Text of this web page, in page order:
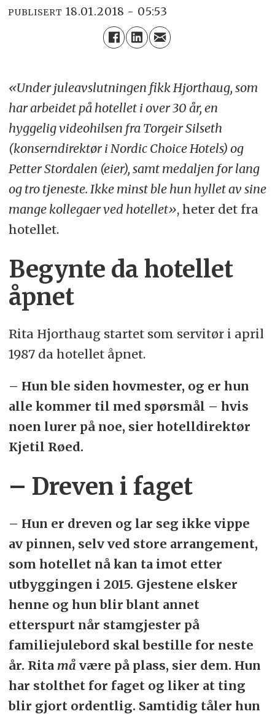
PUBLISERT 18.01.2018 - 05:53
«Under juleavslutningen fikk Hjorthaug, som
har arbeidet på hotellet i over 30 år, en
hyggelig videohilsen fra Torgeir Silseth
(konserndirektør i Nordic Choice Hotels) og
Petter Stordalen (eier), samt medaljen for lang
og tro tjeneste. Ikke minst ble hun hyllet av sine
mange kollegaer ved hotellet», heter det fra
hotellet.
Begynte da hotellet
åpnet
Rita Hjorthaug startet som servitør i april
1987 da hotellet åpnet.
– Hun ble siden hovmester, og er hun
alle kommer til med spørsmål – hvis
noen lurer på noe, sier hotelldirektør
Kjetil Røed.
– Dreven i faget
– Hun er dreven og lar seg ikke vippe
av pinnen, selv ved store arrangement,
som hotellet nå kan ta imot etter
utbyggingen i 2015. Gjestene elsker
henne og hun blir blant annet
etterspurt når stamgjester på
familiejulebord skal bestille for neste
år. Rita må være på plass, sier dem. Hun
har stolthet for faget og liker at ting
blir gjort ordentlig. Samtidig tåler hun